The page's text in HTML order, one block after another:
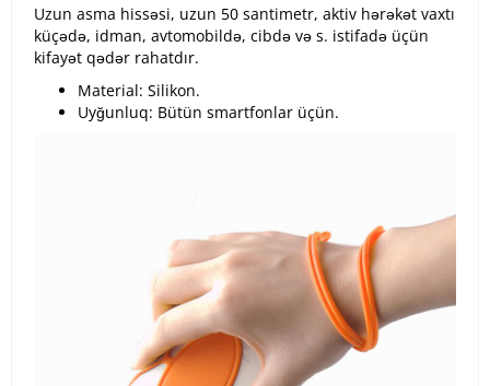
Uzun asma hissəsi, uzun 50 santimetr, aktiv hərəkət vaxtı
küçədə, idman, avtomobildə, cibdə və s. istifadə üçün
kifayət qədər rahatdır.
Material: Silikon.
Uyğunluq: Bütün smartfonlar üçün.